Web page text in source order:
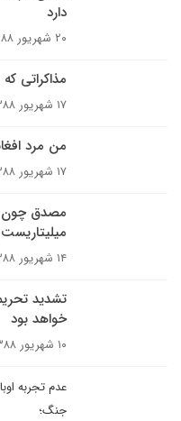
دارد
۲۰ شهریور ۱۳۸۸
مذاکراتی
۱۷ شهریور ۱۳۸۸
من مرد
۱۷ شهریور ۱۳۸۸
مصدق چون
۱۴ شهریور ۱۳۸۸
تشدید
خواهد بود
۱۰ شهریور ۱۳۸۸
عدم تجربه
جنگ؛